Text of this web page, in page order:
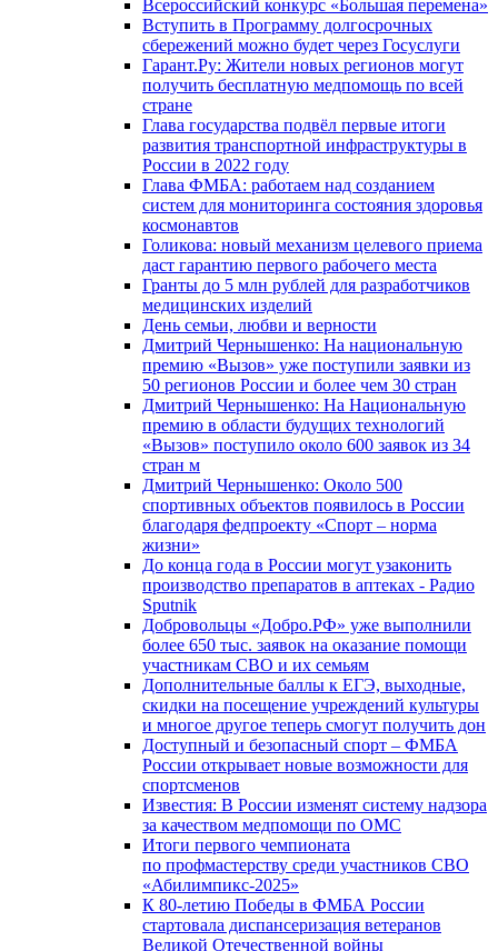
Всероссийский конкурс «Большая перемена»
Вступить в Программу долгосрочных
сбережений можно будет через Госуслуги
Гарант.Ру: Жители новых регионов могут
получить бесплатную медпомощь по всей
стране
Глава государства подвёл первые итоги
развития транспортной инфраструктуры в
России в 2022 году
Глава ФМБА: работаем над созданием
систем для мониторинга состояния здоровья
космонавтов
Голикова: новый механизм целевого приема
даст гарантию первого рабочего места
Гранты до 5 млн рублей для разработчиков
медицинских изделий
День семьи, любви и верности
Дмитрий Чернышенко: На национальную
премию «Вызов» уже поступили заявки из
50 регионов России и более чем 30 стран
Дмитрий Чернышенко: На Национальную
премию в области будущих технологий
«Вызов» поступило около 600 заявок из 34
стран м
Дмитрий Чернышенко: Около 500
спортивных объектов появилось в России
благодаря федпроекту «Спорт – норма
жизни»
До конца года в России могут узаконить
производство препаратов в аптеках - Радио
Sputnik
Добровольцы «Добро.РФ» уже выполнили
более 650 тыс. заявок на оказание помощи
участникам СВО и их семьям
Дополнительные баллы к ЕГЭ, выходные,
скидки на посещение учреждений культуры
и многое другое теперь смогут получить дон
Доступный и безопасный спорт – ФМБА
России открывает новые возможности для
спортсменов
Известия: В России изменят систему надзора
за качеством медпомощи по ОМС
Итоги первого чемпионата
по профмастерству среди участников СВО
«Абилимпикс-2025»
К 80-летию Победы в ФМБА России
стартовала диспансеризация ветеранов
Великой Отечественной войны